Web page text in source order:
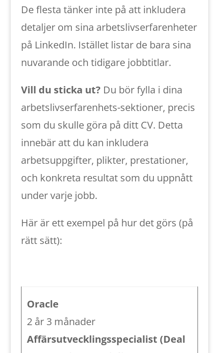
De flesta tänker inte på att inkludera
detaljer om sina arbetslivserfarenheter
på LinkedIn. Istället listar de bara sina
nuvarande och tidigare jobbtitlar.
Vill du sticka ut? Du bör fylla i dina
arbetslivserfarenhets-sektioner, precis
som du skulle göra på ditt CV. Detta
innebär att du kan inkludera
arbetsuppgifter, plikter, prestationer,
och konkreta resultat som du uppnått
under varje jobb.
Här är ett exempel på hur det görs (på
rätt sätt):
Oracle
2 år 3 månader
Affärsutvecklingsspecialist (Deal